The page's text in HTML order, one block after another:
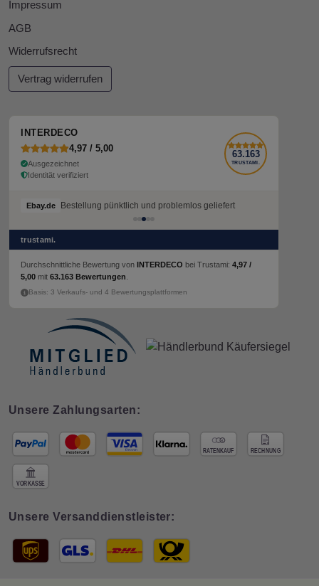
Impressum
AGB
Widerrufsrecht
Vertrag widerrufen
INTERDECO
4,97 / 5,00
Ausgezeichnet
Identität verifiziert
63.163
TRUSTAMI.
Ebay.de Bestellung pünktlich und problemlos geliefert
trustami.
Durchschnittliche Bewertung von INTERDECO bei Trustami: 4,97 /
5,00 mit 63.163 Bewertungen
Basis: 3 Verkaufs- und 4 Bewertungsplattformen
Unsere Zahlungsarten:
Unsere Versanddienstleister: